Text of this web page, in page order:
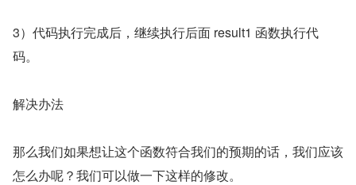
3）代码执行完成后，继续执行后面 result1 函数执行代
码。
解决办法
那么我们如果想让这个函数符合我们的预期的话，我们应该
怎么办呢？我们可以做一下这样的修改。